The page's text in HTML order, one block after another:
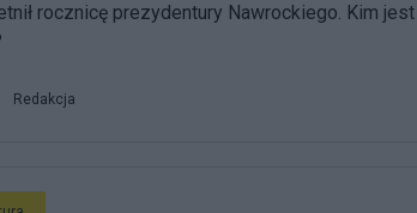
rocznicę prezydentury Nawrockiego. Kim jest
Redakcja